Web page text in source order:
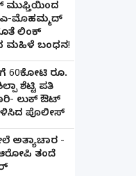
ಮುಫ್ತಿಯಿಂದ
ಎ-ಮೊಹಮ್ಮದ್
ಲಿಂಕ್
ಮಹಿಳೆ ಬಂಧನ!
60ಕೋಟಿ ರೂ.
ಶೆಟ್ಟಿ ಪತಿ
ಲುಕ್ ಔಟ್
ಪೊಲೀಸ್
ಅತ್ಯಾಚಾರ -
ತಂದೆ